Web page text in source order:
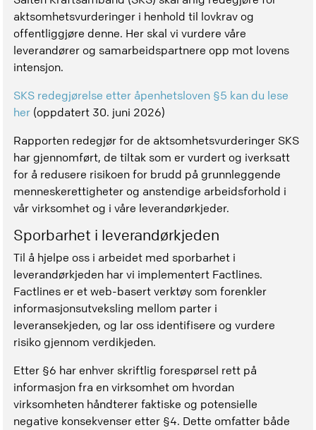
aktsomhetsvurderinger i henhold til lovkrav og
offentliggjøre denne. Her skal vi vurdere våre
leverandører og samarbeidspartnere opp mot lovens
intensjon.
SKS redegjørelse etter åpenhetsloven §5 kan du lese
her (oppdatert 30. juni 2026)
Rapporten redegjør for de aktsomhetsvurderinger SKS
har gjennomført, de tiltak som er vurdert og iverksatt
for å redusere risikoen for brudd på grunnleggende
menneskerettigheter og anstendige arbeidsforhold i
vår virksomhet og i våre leverandørkjeder.
Sporbarhet i leverandørkjeden
Til å hjelpe oss i arbeidet med sporbarhet i
leverandørkjeden har vi implementert Factlines.
Factlines er et web-basert verktøy som forenkler
informasjonsutveksling mellom parter i
leveransekjeden, og lar oss identifisere og vurdere
risiko gjennom verdikjeden.
Etter §6 har enhver skriftlig forespørsel rett på
informasjon fra en virksomhet om hvordan
virksomheten håndterer faktiske og potensielle
negative konsekvenser etter §4. Dette omfatter både